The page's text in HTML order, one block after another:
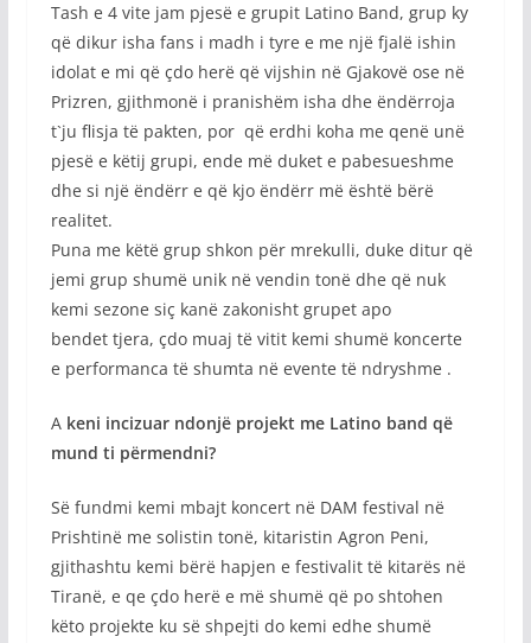
Tash e 4 vite jam pjesë e grupit Latino Band, grup ky
që dikur isha fans i madh i tyre e me një fjalë ishin
idolat e mi që çdo herë që vijshin në Gjakovë ose në
Prizren, gjithmonë i pranishëm isha dhe ëndërroja
t`ju flisja të pakten, por që erdhi koha me qenë unë
pjesë e këtij grupi, ende më duket e pabesueshme
dhe si një ëndërr e që kjo ëndërr më është bërë
realitet.
Puna me këtë grup shkon për mrekulli, duke ditur që
jemi grup shumë unik në vendin tonë dhe që nuk
kemi sezone siç kanë zakonisht grupet apo
bendet tjera, çdo muaj të vitit kemi shumë koncerte
e performanca të shumta në evente të ndryshme .
A keni incizuar ndonjë projekt me Latino band që
mund ti përmendni?
Së fundmi kemi mbajt koncert në DAM festival në
Prishtinë me solistin tonë, kitaristin Agron Peni,
gjithashtu kemi bërë hapjen e festivalit të kitarës në
Tiranë, e qe çdo herë e më shumë që po shtohen
këto projekte ku së shpejti do kemi edhe shumë